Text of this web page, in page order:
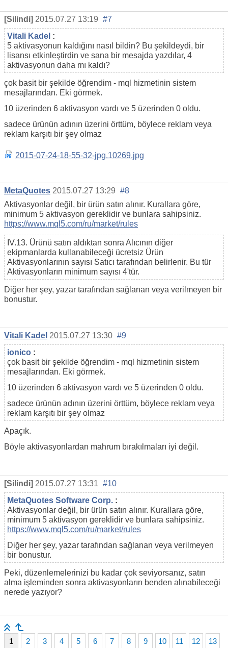
[Silindi] 2015.07.27 13:19 #7
Vitali Kadel :
5 aktivasyonun kaldığını nasıl bildin? Bu şekildeydi, bir
lisansı etkinleştirdin ve sana bir mesajda yazdılar, 4
aktivasyonun daha mı kaldı?
çok basit bir şekilde öğrendim - mql hizmetinin sistem
mesajlarından. Eki görmek.
10 üzerinden 6 aktivasyon vardı ve 5 üzerinden 0 oldu.
sadece ürünün adının üzerini örttüm, böylece reklam veya
reklam karşıtı bir şey olmaz
2015-07-24-18-55-32-jpg.10269.jpg
MetaQuotes 2015.07.27 13:29 #8
Aktivasyonlar değil, bir ürün satın alınır. Kurallara göre,
minimum 5 aktivasyon gereklidir ve bunlara sahipsiniz.
https://www.mql5.com/ru/market/rules
IV.13. Ürünü satın aldıktan sonra Alıcının diğer
ekipmanlarda kullanabileceği ücretsiz Ürün
Aktivasyonlarının sayısı Satıcı tarafından belirlenir. Bu tür
Aktivasyonların minimum sayısı 4'tür.
Diğer her şey, yazar tarafından sağlanan veya verilmeyen bir
bonustur.
Vitali Kadel 2015.07.27 13:30 #9
ionico :
çok basit bir şekilde öğrendim - mql hizmetinin sistem
mesajlarından. Eki görmek.
10 üzerinden 6 aktivasyon vardı ve 5 üzerinden 0 oldu.
sadece ürünün adının üzerini örttüm, böylece reklam veya
reklam karşıtı bir şey olmaz
Apaçık.
Böyle aktivasyonlardan mahrum bırakılmaları iyi değil.
[Silindi] 2015.07.27 13:31 #10
MetaQuotes Software Corp. :
Aktivasyonlar değil, bir ürün satın alınır. Kurallara göre,
minimum 5 aktivasyon gereklidir ve bunlara sahipsiniz.
https://www.mql5.com/ru/market/rules
Diğer her şey, yazar tarafından sağlanan veya verilmeyen
bir bonustur.
Peki, düzenlemelerinizi bu kadar çok seviyorsanız, satın
alma işleminden sonra aktivasyonların benden alınabileceği
nerede yazıyor?
1 2 3 4 5 6 7 8 9 10 11 12 13